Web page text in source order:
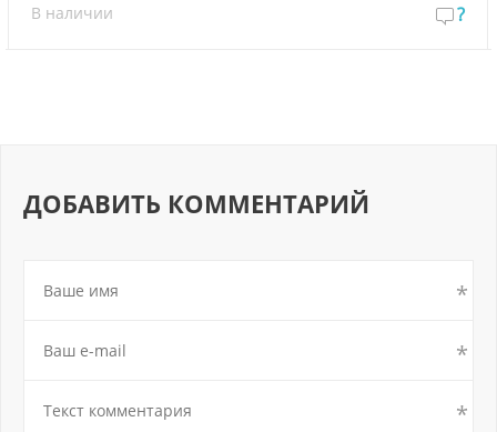
В наличии ?
ДОБАВИТЬ КОММЕНТАРИЙ